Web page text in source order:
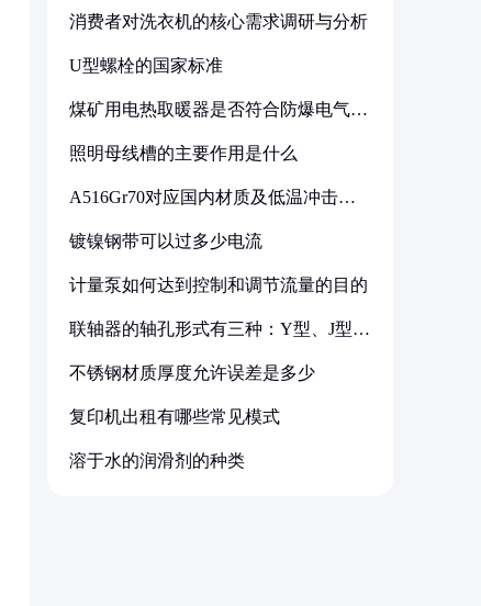
消费者对洗衣机的核心需求调研与分析
U型螺栓的国家标准
煤矿用电热取暖器是否符合防爆电气设
照明母线槽的主要作用是什么
A516Gr70对应国内材质及低温冲击要
镀镍钢带可以过多少电流
计量泵如何达到控制和调节流量的目的
联轴器的轴孔形式有三种：Y型、J型、
不锈钢材质厚度允许误差是多少
复印机出租有哪些常见模式
溶于水的润滑剂的种类